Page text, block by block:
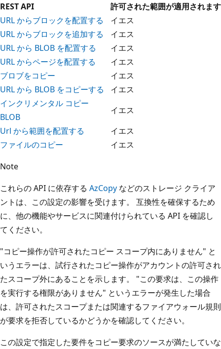
REST API
許可された範囲が適用されます
URL からブロックを配置する
イエス
URL からブロックを追加する
イエス
URL から BLOB を配置する
イエス
URL からページを配置する
イエス
ブロブをコピー
イエス
URL から BLOB をコピーする
イエス
インクリメンタル コピー
BLOB
イエス
Url から範囲を配置する
イエス
ファイルのコピー
イエス
Note
これらの API に依存する AzCopy などのストレージ クライア
ントは、この設定の影響を受けます。 互換性を確保するため
に、他の機能やサービスに関連付けられている API を確認し
てください。
"コピー操作が許可されたコピー スコープ内にありません" と
いうエラーは、試行されたコピー操作がアカウントの許可され
たスコープ外にあることを示します。 "この要求は、この操作
を実行する権限がありません" というエラーが発生した場合
は、許可されたスコープまたは関連するファイアウォール規則
が要求を拒否しているかどうかを確認してください。
この設定で指定した要件をコピー要求のソースが満たしていな